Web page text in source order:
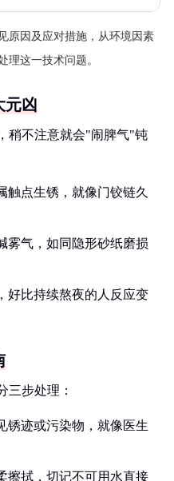
原因及应对措施，从环境因素
理这一技术问题。
元凶
稍不注意就会"闹脾气"钝
触点生锈，就像门铰链久
雾气，如同隐形砂纸磨损
好比持续熬夜的人反应变
三步处理：
锈迹或污染物，就像医生
擦拭，切记不可用水直接